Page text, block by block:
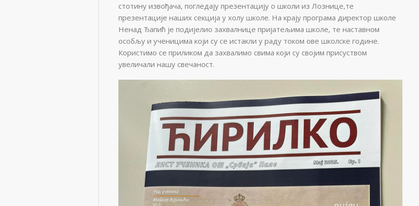
стотину извођача, погледају презентацију о школи из Лознице,те
презентације наших секција у холу школе. На крају програма директор школе
Ненад Ђапић је подијелио захвалнице пријатељима школе, те наставном
особљу и ученицима који су се истакли у раду током ове школске године.
Користимо се приликом да захвалимо свима који су својим присуством
увеличали нашу свечаност.